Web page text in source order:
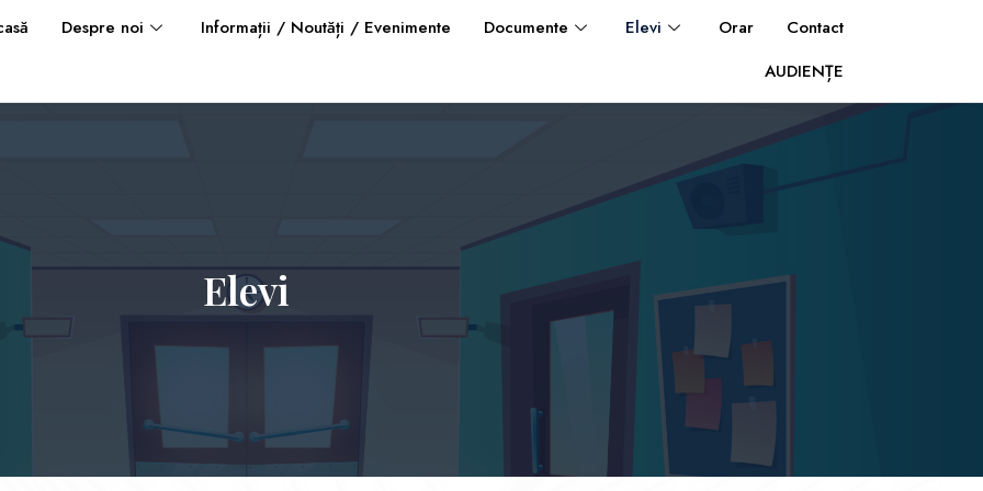
Despre noi Informații / Noutăți / Evenimente Documente Elevi Orar
Contact
AUDIENȚE
Elevi